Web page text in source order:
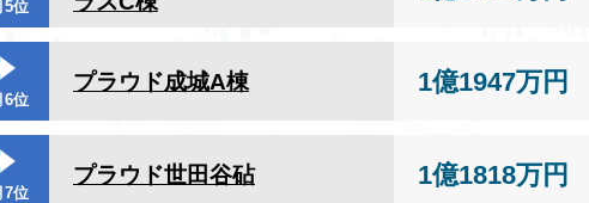
5位
6位
プラウド成城A棟 1億1947万円
7位
プラウド世田谷砧 1億1818万円